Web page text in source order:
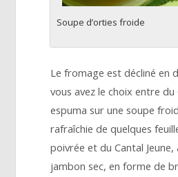
Soupe d’orties froide
Le fromage est décliné en
vous avez le choix entre du
espuma sur une soupe
rafraîchie de quelques
poivrée et du Cantal
jambon sec, en forme de